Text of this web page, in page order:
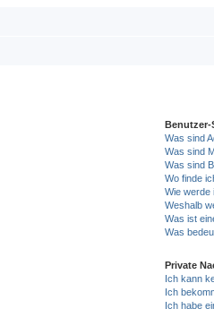
Benutzer-
Was sind
Was sind
Was sind
Wo finde
Wie werde
Weshalb
Was ist
Was
Private
Ich kann
Ich
Ich habe